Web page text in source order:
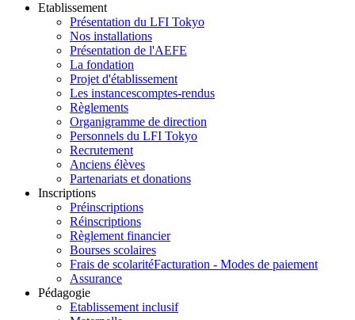
Etablissement
Présentation du LFI Tokyo
Nos installations
Présentation de l'AEFE
La fondation
Projet d'établissement
Les instancescomptes-rendus
Règlements
Organigramme de direction
Personnels du LFI Tokyo
Recrutement
Anciens élèves
Partenariats et donations
Inscriptions
Préinscriptions
Réinscriptions
Règlement financier
Bourses scolaires
Frais de scolaritéFacturation - Modes de paiement
Assurance
Pédagogie
Etablissement inclusif